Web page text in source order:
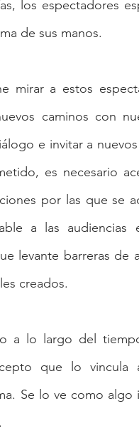
los espectadores
de sus manos.
mirar a estos
caminos con
e invitar a
es necesario
por las que se
a las
levante barreras de
creados.
a lo largo del
que lo vincula
Se lo ve como